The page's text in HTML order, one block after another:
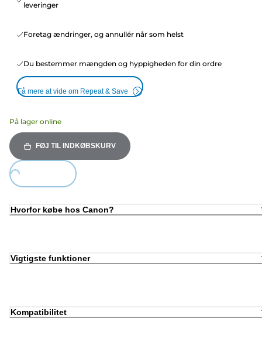
leveringer
Foretag ændringer, og annullér når som helst
Du bestemmer mængden og hyppigheden for din ordre
Få mere at vide om Repeat & Save
På lager online
FØJ TIL INDKØBSKURV
Loading...
Hvorfor købe hos Canon?
Vigtigste funktioner
Kompatibilitet